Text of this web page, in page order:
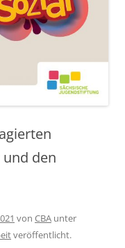
den
von CBA unter
veröffentlicht.